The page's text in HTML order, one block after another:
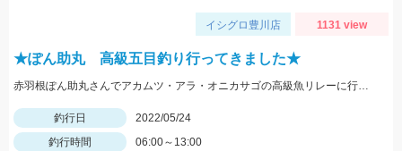
イシグロ豊川店 1131 view
★ぽん助丸 高級五目釣り行ってきました★
赤羽根ぽん助丸さんでアカムツ・アラ・オニカサゴの高級魚リレーに行ってきました。下潮が動かず苦戦しましたがオニカサゴGETです
釣行日
2022/05/24
釣行時間
06:00～13:00